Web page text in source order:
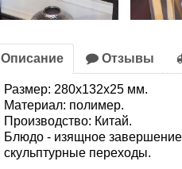
Описание Отзывы
Размер: 280х132х25 мм.
Материал: полимер.
Производство: Китай.
Блюдо - изящное завершение
скульптурные переходы.